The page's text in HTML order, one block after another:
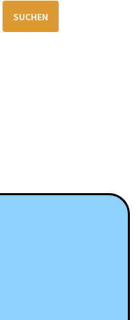
SUCHEN